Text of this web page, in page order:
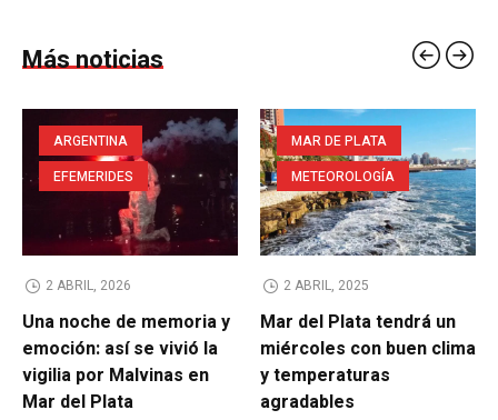
Más noticias
ARGENTINA
EFEMERIDES
2 ABRIL, 2026
Una noche de memoria y
emoción: así se vivió la
vigilia por Malvinas en
Mar del Plata
MAR DE PLATA
METEOROLOGÍA
2 ABRIL, 2025
Mar del Plata tendrá un
miércoles con buen clima
y temperaturas
agradables